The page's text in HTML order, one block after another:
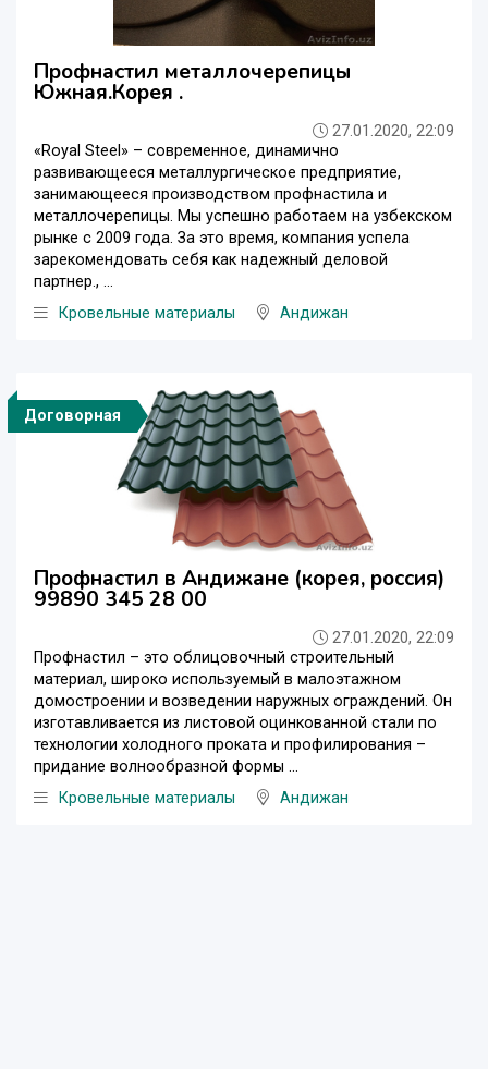
Профнастил металлочерепицы
Южная.Корея .
27.01.2020, 22:09
«Royal Steel» – современное, динамично
развивающееся металлургическое предприятие,
занимающееся производством профнастила и
металлочерепицы. Мы успешно работаем на узбекском
рынке с 2009 года. За это время, компания успела
зарекомендовать себя как надежный деловой
партнер., ...
Кровельные материалы
Андижан
Договорная
Профнастил в Андижане (корея, россия)
99890 345 28 00
27.01.2020, 22:09
Профнастил – это облицовочный строительный
материал, широко используемый в малоэтажном
домостроении и возведении наружных ограждений. Он
изготавливается из листовой оцинкованной стали по
технологии холодного проката и профилирования –
придание волнообразной формы ...
Кровельные материалы
Андижан